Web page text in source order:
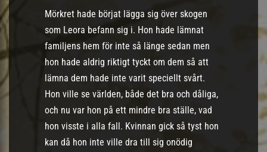
Mörkret hade börjat lägga sig över skogen
som Leora befann sig i. Hon hade lämnat
familjens hem för inte så länge sedan men
hon hade aldrig riktigt tyckt om dem så att
lämna dem hade inte varit speciellt svårt.
Hon ville se världen, både det bra och dåliga,
och nu var hon på ett mindre bra ställe, vad
hon visste i alla fall. Kvinnan gick så tyst hon
kan då hon inte ville dra till sig onödig